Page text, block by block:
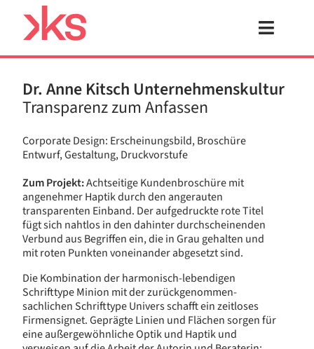
content
Toggle
Büro
Arbeitsweise
Shop
Dr. Anne Kitsch Unternehmenskultur
Transparenz zum Anfassen
Corporate Design: Erscheinungsbild, Broschüre
Entwurf, Gestaltung, Druckvorstufe
Zum Projekt:Achtseitige Kundenbroschüre mit
angenehmer Haptik durch den angerauten
transparenten Einband. Der aufgedruckte rote Titel
fügt sich nahtlos in den dahinter durchscheinenden
Verbund aus Begriffen ein, die in Grau gehalten und
mit roten Punkten voneinander abgesetzt sind.
Die Kombination der harmonisch-lebendigen
Schrifttype Minion mit der zurückgenommen-
sachlichen Schrifttype Univers schafft ein zeitloses
Firmensignet. Geprägte Linien und Flächen sorgen für
eine außergewöhnliche Optik und Haptik und